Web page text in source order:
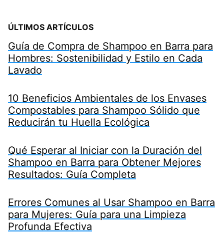
ÚLTIMOS ARTÍCULOS
Guía de Compra de Shampoo en Barra para
Hombres: Sostenibilidad y Estilo en Cada
Lavado
10 Beneficios Ambientales de los Envases
Compostables para Shampoo Sólido que
Reducirán tu Huella Ecológica
Qué Esperar al Iniciar con la Duración del
Shampoo en Barra para Obtener Mejores
Resultados: Guía Completa
Errores Comunes al Usar Shampoo en Barra
para Mujeres: Guía para una Limpieza
Profunda Efectiva